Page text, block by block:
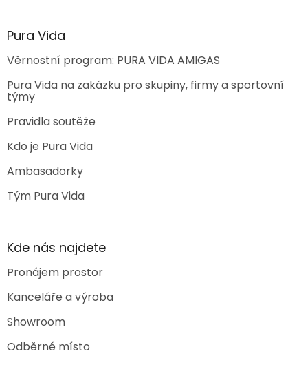
Pura Vida
Věrnostní program: PURA VIDA AMIGAS
Pura Vida na zakázku pro skupiny, firmy a sportovní
týmy
Pravidla soutěže
Kdo je Pura Vida
Ambasadorky
Tým Pura Vida
Kde nás najdete
Pronájem prostor
Kanceláře a výroba
Showroom
Odběrné místo